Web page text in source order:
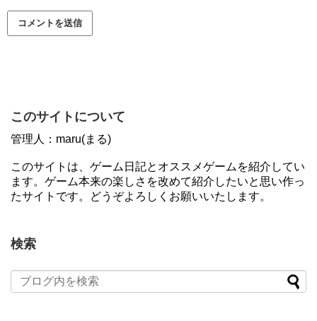
このサイトについて
管理人：maru(まる)
このサイトは、ゲーム日記とオススメゲームを紹介してい
ます。ゲーム本来の楽しさを改めて紹介したいと思い作っ
たサイトです。どうぞよろしくお願いいたします。
検索